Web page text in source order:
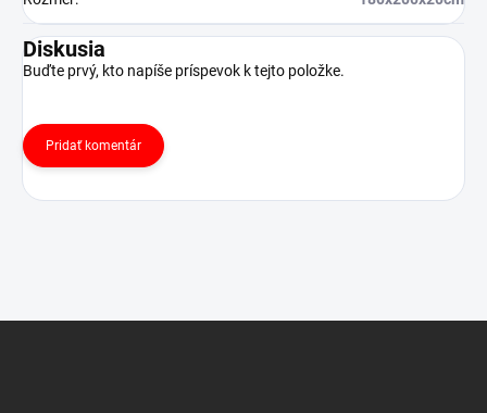
Diskusia
Buďte prvý, kto napíše príspevok k tejto položke.
Pridať komentár